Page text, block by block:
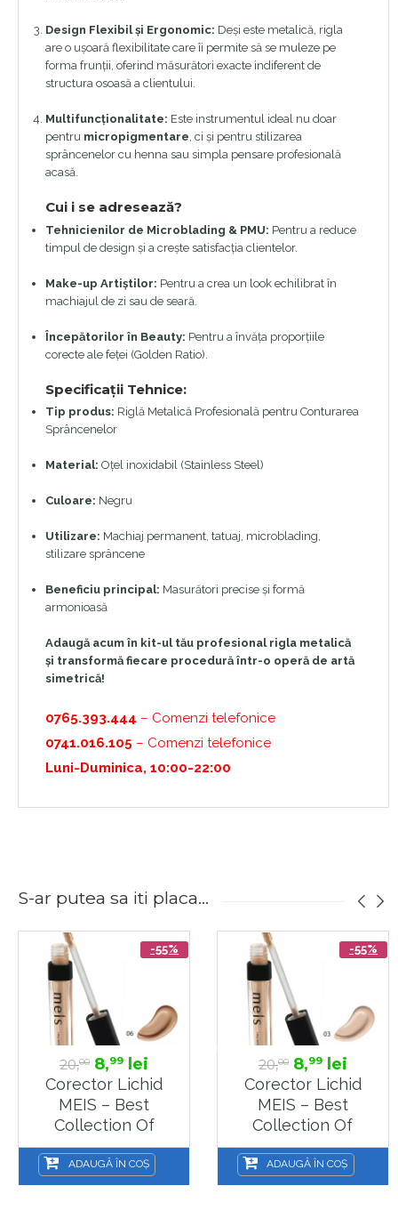
Design Flexibil și Ergonomic: Deși este metalică, rigla
are o ușoară flexibilitate care îi permite să se muleze pe
forma frunții, oferind măsurători exacte indiferent de
structura osoasă a clientului.
Multifuncționalitate: Este instrumentul ideal nu doar
pentru micropigmentare, ci și pentru stilizarea
sprâncenelor cu henna sau simpla pensare profesională
acasă.
Cui i se adresează?
Tehnicienilor de Microblading & PMU: Pentru a reduce
timpul de design și a crește satisfacția clientelor.
Make-up Artiștilor: Pentru a crea un look echilibrat în
machiajul de zi sau de seară.
Începătorilor în Beauty: Pentru a învăța proporțiile
corecte ale feței (Golden Ratio).
Specificații Tehnice:
Tip produs: Riglă Metalică Profesională pentru Conturarea
Sprâncenelor
Material: Oțel inoxidabil (Stainless Steel)
Culoare: Negru
Utilizare: Machiaj permanent, tatuaj, microblading,
stilizare sprâncene
Beneficiu principal: Masurători precise și formă
armonioasă
Adaugă acum în kit-ul tău profesional rigla metalică
și transformă fiecare procedură într-o operă de artă
simetrică!
0765.393.444 – Comenzi telefonice
0741.016.105 – Comenzi telefonice
Luni-Duminica, 10:00-22:00
S-ar putea sa iti placa...
-55%
20,00 8,99 lei
Corector Lichid
MEIS – Best
Collection Of
Concealer – 06
ADAUGĂ ÎN COȘ
-55%
20,00 8,99lei
Corector Lichid
MEIS – Best
Collection Of
Concealer – 03
ADAUGĂ ÎN COȘ